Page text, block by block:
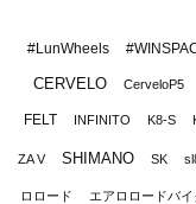
#LunWheels
CERVELO CerveloP5
FELT INFINITO K8-S
ZA V SHIMANO SK
ロロード エアロロードバイ